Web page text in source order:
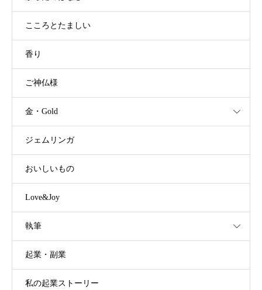
こころとたましい
香り
ご神仏様
金・Gold
ジェムリンガ
おいしいもの
Love&Joy
執筆
起業・副業
私の起業ストーリー